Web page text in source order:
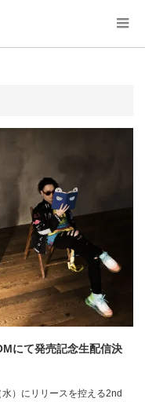
にて発売記念生配信決
）にリリースを控える2nd